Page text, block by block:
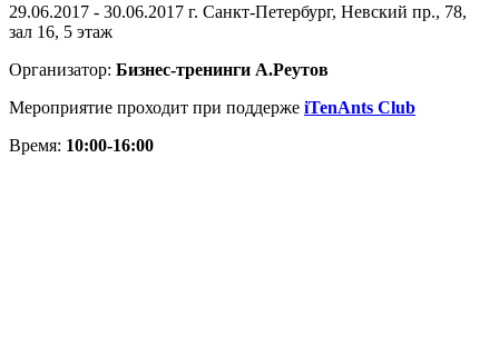
29.06.2017 - 30.06.2017 г. Санкт-Петербург, Невский пр., 78,
зал 16, 5 этаж
Организатор: Бизнес-тренинги А.Реутов
Мероприятие проходит при поддерже iTenAnts Club
Время: 10:00-16:00